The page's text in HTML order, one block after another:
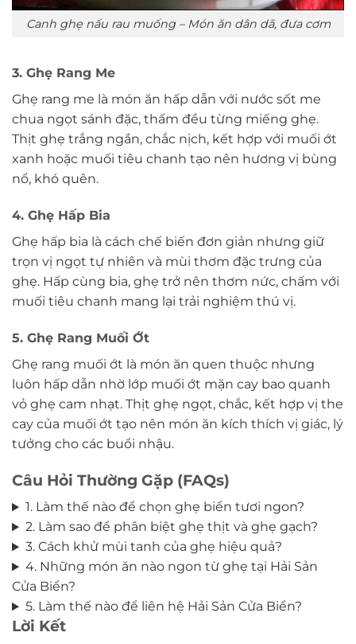
Canh ghẹ nấu rau muống – Món ăn dân dã, đưa cơm
3. Ghẹ Rang Me
Ghẹ rang me là món ăn hấp dẫn với nước sốt me
chua ngọt sánh đặc, thấm đều từng miếng ghẹ.
Thịt ghẹ trắng ngần, chắc nịch, kết hợp với muối ớt
xanh hoặc muối tiêu chanh tạo nên hương vị bùng
nổ, khó quên.
4. Ghẹ Hấp Bia
Ghẹ hấp bia là cách chế biến đơn giản nhưng giữ
trọn vị ngọt tự nhiên và mùi thơm đặc trưng của
ghẹ. Hấp cùng bia, ghẹ trở nên thơm nức, chấm với
muối tiêu chanh mang lại trải nghiệm thú vị.
5. Ghẹ Rang Muối Ớt
Ghẹ rang muối ớt là món ăn quen thuộc nhưng
luôn hấp dẫn nhờ lớp muối ớt mặn cay bao quanh
vỏ ghẹ cam nhạt. Thịt ghẹ ngọt, chắc, kết hợp vị the
cay của muối ớt tạo nên món ăn kích thích vị giác, lý
tưởng cho các buổi nhậu.
Câu Hỏi Thường Gặp (FAQs)
1. Làm thế nào để chọn ghẹ biển tươi ngon?
2. Làm sao để phân biệt ghẹ thịt và ghẹ gạch?
3. Cách khử mùi tanh của ghẹ hiệu quả?
4. Những món ăn nào ngon từ ghẹ tại Hải Sản
Cửa Biển?
5. Làm thế nào để liên hệ Hải Sản Cửa Biển?
Lời Kết